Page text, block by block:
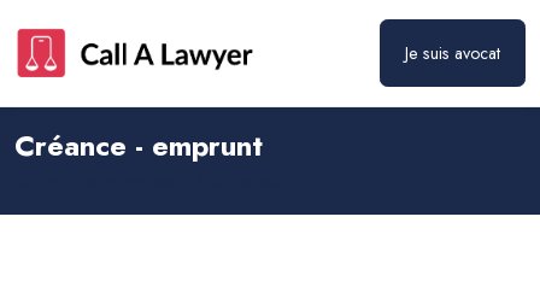
Je suis avocat
Créance - emprunt